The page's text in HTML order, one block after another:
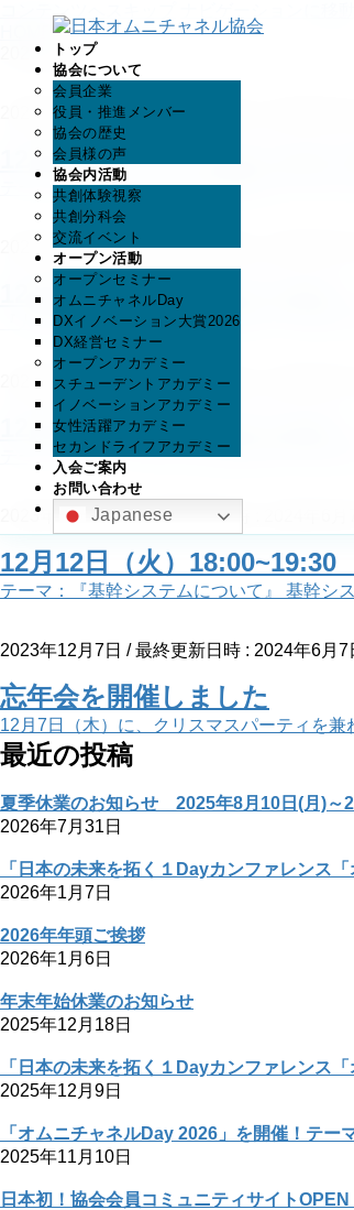
トップ
協会について
会員企業
役員・推進メンバー
協会の歴史
会員様の声
協会内活動
共創体験視察
共創分科会
交流イベント
オープン活動
オープンセミナー
オムニチャネルDay
DXイノベーション大賞2026
DX経営セミナー
オープンアカデミー
スチューデントアカデミー
イノベーションアカデミー
女性活躍アカデミー
セカンドライフアカデミー
入会ご案内
お問い合わせ
Japanese
2023年12月
2023年12月21日 / 最終更新日時 :
12月21日（木）
テーマ『東大発テック企業の物流イノベー
2023年12月20日 / 最終更新日時 :
12月20日（水）
『人材不足の課題に外国人人材をどう活か
2023年12月19日 / 最終更新日時 :
12月19日（火）
テーマ：Eコマースのプロが語るEC×CX
2023年12月12日 / 最終更新日時 :
12月12日（火）18:00~19:30
テーマ：『基幹システムについて』 基幹シ
2023年12月7日 / 最終更新日時 : 2024年6月7
忘年会を開催しました
12月7日（木）に、クリスマスパーティを
最近の投稿
夏季休業のお知らせ 2025年8月10日(月)～
2026年7月31日
「日本の未来を拓く１Dayカンファレンス
2026年1月7日
2026年年頭ご挨拶
2026年1月6日
年末年始休業のお知らせ
2025年12月18日
「日本の未来を拓く１Dayカンファレンス
2025年12月9日
「オムニチャネルDay 2026」を開催！テ
2025年11月10日
日本初！協会会員コミュニティサイト